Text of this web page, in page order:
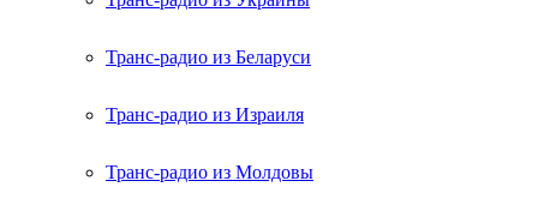
Транс-радио из Беларуси
Транс-радио из Израиля
Транс-радио из Молдовы